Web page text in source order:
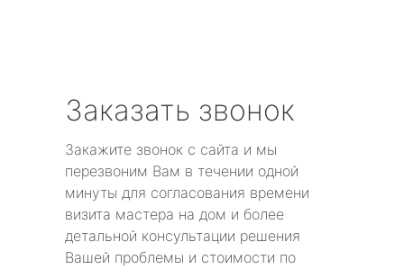
Заказать звонок
Закажите звонок с сайта и мы
перезвоним Вам в течении одной
минуты для согласования времени
визита мастера на дом и более
детальной консультации решения
Вашей проблемы и стоимости по